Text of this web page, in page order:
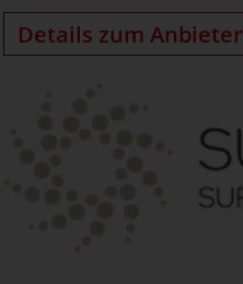
Details zum Anbieter